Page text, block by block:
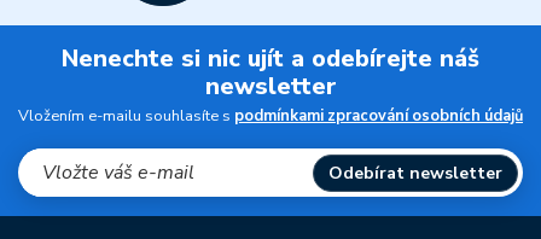
Nenechte si nic ujít a odebírejte náš
newsletter
Vložením e-mailu souhlasíte s podmínkami zpracování osobních údajů
Odebírat newsletter